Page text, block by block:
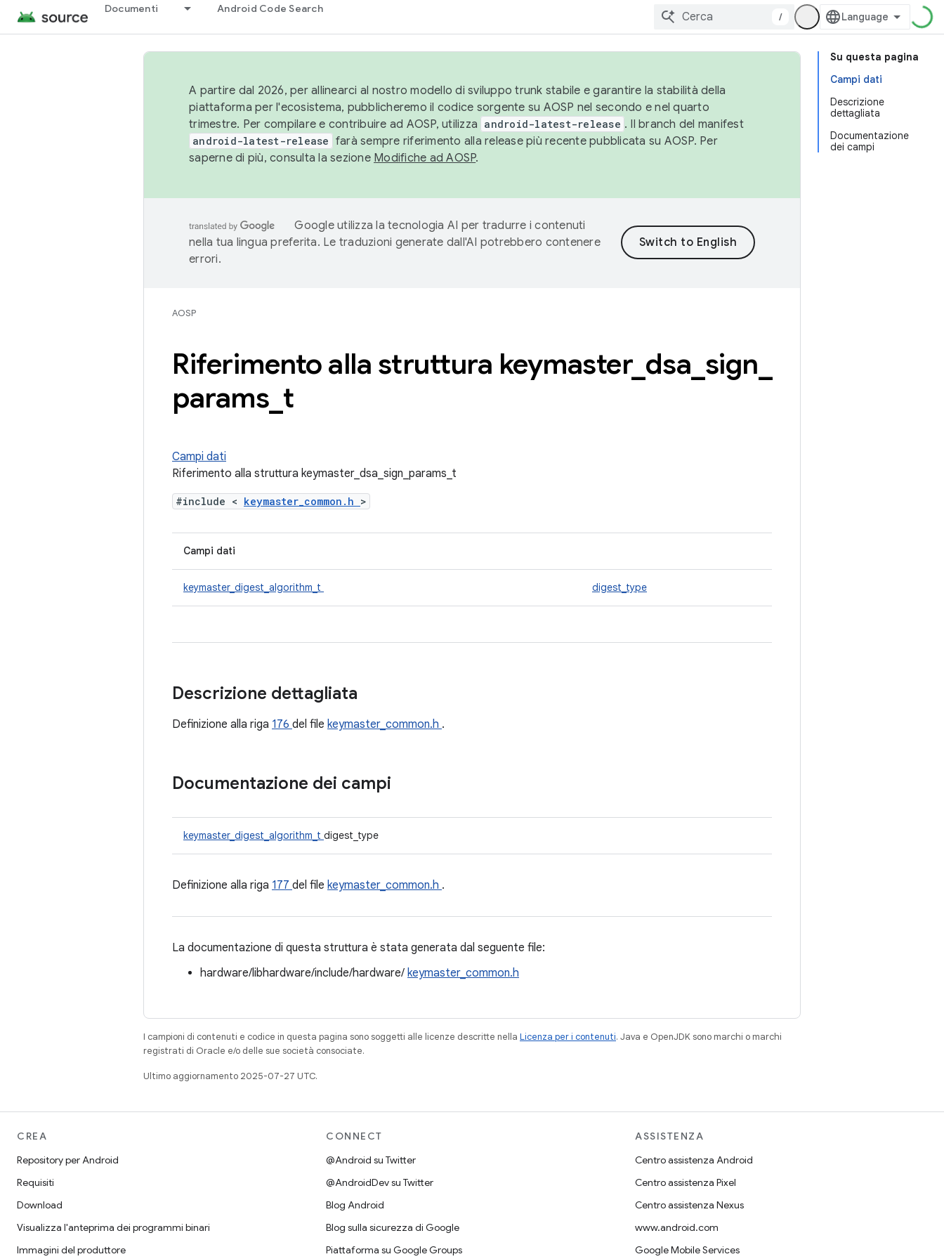
Documenti Android Code Search
/
Su questa pagina
Campi dati
Descrizione
dettagliata
Documentazione
dei campi
A partire dal 2026, per allinearci al nostro modello di sviluppo trunk stabile e garantire la stabilità della
piattaforma per l'ecosistema, pubblicheremo il codice sorgente su AOSP nel secondo e nel quarto
trimestre. Per compilare e contribuire ad AOSP, utilizza android-latest-release . Il branch del manifest
android-latest-release farà sempre riferimento alla release più recente pubblicata su AOSP. Per
saperne di più, consulta la sezione Modifiche ad AOSP.
Google utilizza la tecnologia AI per tradurre i contenuti
nella tua lingua preferita. Le traduzioni generate dall'AI potrebbero contenere
errori.
AOSP
Riferimento alla struttura keymaster_ dsa sign
params t
Campi dati
Riferimento alla struttura keymaster_dsa_sign_params_t
#include < keymaster_common.h >
Campi dati
keymaster_digest_algorithm_t digest_type
Descrizione dettagliata
Definizione alla riga 176 del file keymaster_common.h .
Documentazione dei campi
keymaster_digest_algorithm_t digest_type
Definizione alla riga 177 del file keymaster_common.h .
La documentazione di questa struttura è stata generata dal seguente file:
hardware/libhardware/include/hardware/ keymaster_common.h
I campioni di contenuti e codice in questa pagina sono soggetti alle licenze descritte nella Licenza per i contenuti. Java e OpenJDK sono marchi o marchi
registrati di Oracle e/o delle sue società consociate.
Ultimo aggiornamento 2025-07-27 UTC.
CREA
Repository per Android
Requisiti
Download
Visualizza l'anteprima dei programmi binari
Immagini del produttore
CONNECT
@Android su Twitter
@AndroidDev su Twitter
Blog Android
Blog sulla sicurezza di Google
Piattaforma su Google Groups
ASSISTENZA
Centro assistenza Android
Centro assistenza Pixel
Centro assistenza Nexus
www.android.com
Google Mobile Services